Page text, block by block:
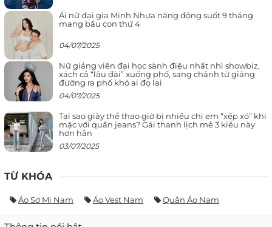
Ái nữ đại gia Minh Nhựa năng động suốt 9 tháng
mang bầu con thứ 4
04/07/2025
Nữ giảng viên đại học sành điệu nhất nhì showbiz,
xách cả “lâu đài” xuống phố, sang chảnh từ giảng
đường ra phố khó ai đọ lại
04/07/2025
Tại sao giày thể thao giờ bị nhiều chị em “xếp xó” khi
mặc với quần jeans? Gái thanh lịch mê 3 kiểu này
hơn hẳn
03/07/2025
TỪ KHÓA
Áo Sơ Mi Nam Áo Vest Nam Quần Áo Nam